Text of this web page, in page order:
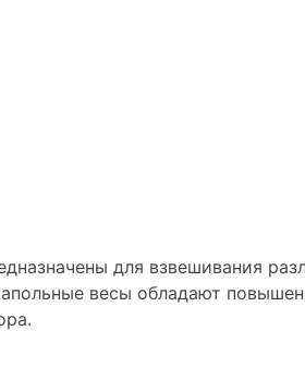
для взвешивания
весы обладают